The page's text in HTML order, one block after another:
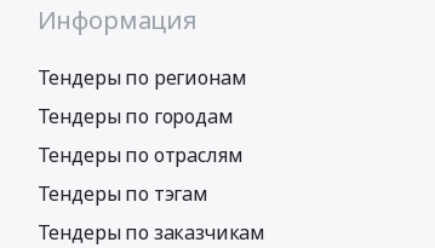
Информация
Тендеры по регионам
Тендеры по городам
Тендеры по отраслям
Тендеры по тэгам
Тендеры по заказчикам